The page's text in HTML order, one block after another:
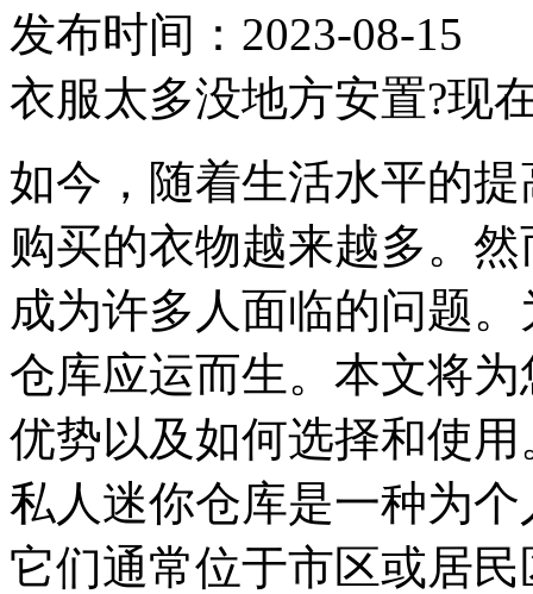
发布时间：2023-08-15
衣服太多没地方安置?现
如今，随着生活水平的
购买的衣物越来越多。
成为许多人面临的问题
仓库应运而生。本文将
优势以及如何选择和使
私人迷你仓库是一种为
它们通常位于市区或居